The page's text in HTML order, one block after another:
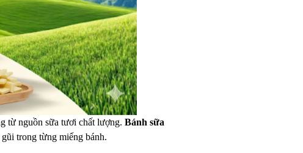
từ nguồn sữa tươi chất lượng. Bánh sữa
trong từng miếng bánh.